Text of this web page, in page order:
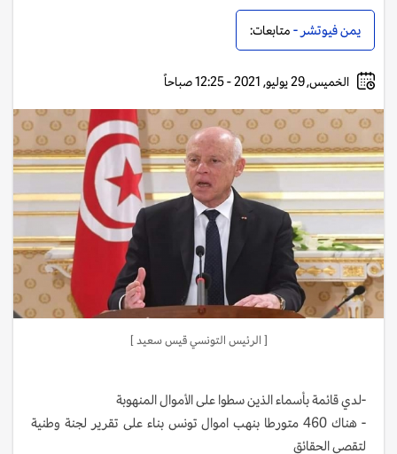
يمن فيوتشر - متابعات:
الخميس, 29 يوليو, 2021 - 12:25 صباحاً
[ الرئيس التونسي قيس سعيد ]
-لدي قائمة بأسماء الذين سطوا على الأموال المنهوبة
- هناك 460 متورطا بنهب اموال تونس بناء على تقرير لجنة وطنية
لتقصي الحقائق